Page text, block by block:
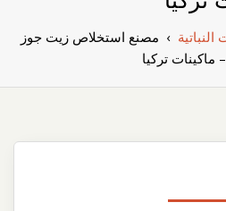
الخاص بك
› مصنع استخلاص زيت جوز
ماكينات تركيا